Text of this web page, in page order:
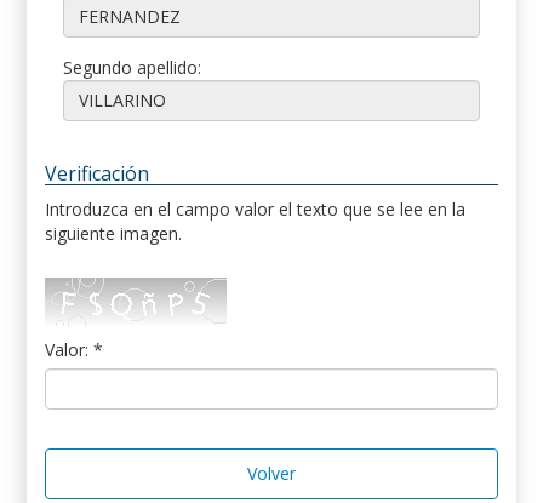
Segundo apellido:
Verificación
Introduzca en el campo valor el texto que se lee en la
siguiente imagen.
Valor: *
Volver